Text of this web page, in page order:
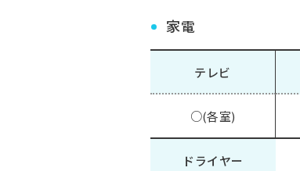
家電
テレビ
○(各室)
ドライヤー